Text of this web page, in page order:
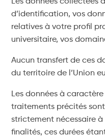
d’identification, vos
relatives à votre profil
universitaire, vos
Aucun transfert de ces
du territoire de l’Union
Les données à
traitements précités
strictement nécessaire
finalités, ces durées